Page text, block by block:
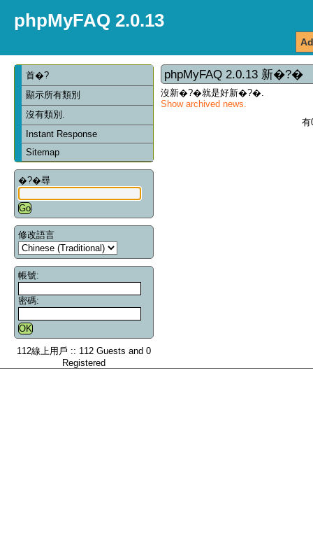
phpMyFAQ 2.0.13
首�?
顯示所有類別
沒有類別.
Instant Response
Sitemap
�?�尋
修改語言
帳號:
密碼:
112線上用戶 :: 112 Guests and 0
Registered
phpMyFAQ 2.0.13 新�?�
沒新�?�就是好新�?�.
Show archived news.
有